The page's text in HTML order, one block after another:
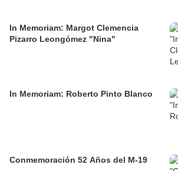
In Memoriam: Margot Clemencia
Pizarro Leongómez "Nina"
In Memoriam: Roberto Pinto Blanco
Conmemoración 52 Años del M-19